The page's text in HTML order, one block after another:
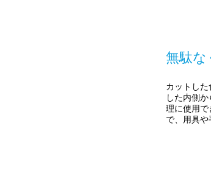
無駄な
カットし
した内側
理に使用で
で、用具や